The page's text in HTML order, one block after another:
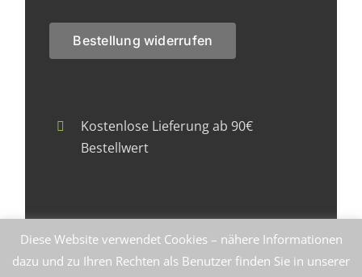
Bestellung widerrufen
Kostenlose Lieferung ab 90€
Bestellwert
Faire Herstellung zu fairen Preisen
Diese Website verwendet Cookies – nähere Informationen
dazu und zu Ihren Rechten als Benutzer finden Sie in unserer